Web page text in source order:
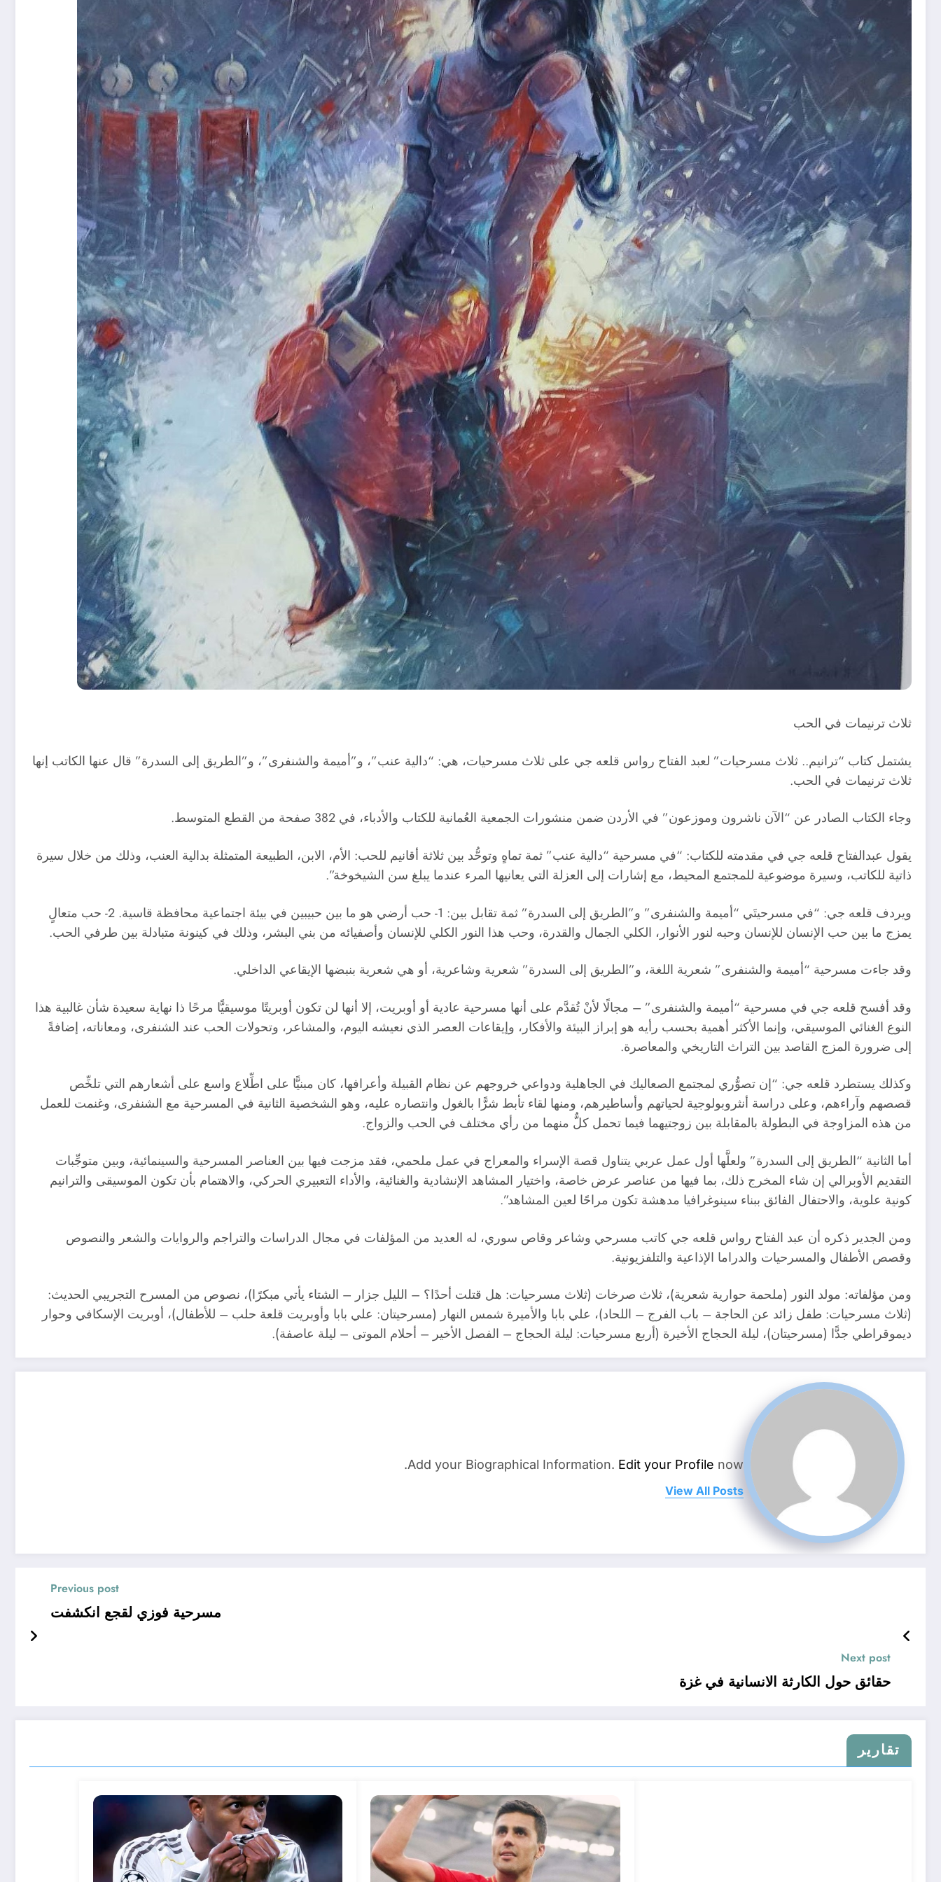
ثلاث ترنيمات في الحب
يشتمل كتاب “ترانيم.. ثلاث مسرحيات” لعبد الفتاح رواس قلعه جي على ثلاث مسرحيات، هي: “دالية عنب”، و”أميمة والشنفرى”، و”الطريق إلى السدرة” قال عنها الكاتب إنها
ثلاث ترنيمات في الحب.
وجاء الكتاب الصادر عن “الآن ناشرون وموزعون” في الأردن ضمن منشورات الجمعية العُمانية للكتاب والأدباء، في 382 صفحة من القطع المتوسط.
يقول عبدالفتاح قلعه جي في مقدمته للكتاب: “في مسرحية “دالية عنب” ثمة تماهٍ وتوحُّد بين ثلاثة أقانيم للحب: الأم، الابن، الطبيعة المتمثلة بدالية العنب، وذلك من خلال سيرة
ذاتية للكاتب، وسيرة موضوعية للمجتمع المحيط، مع إشارات إلى العزلة التي يعانيها المرء عندما يبلغ سن الشيخوخة”.
ويردف قلعه جي: “في مسرحيتَي “أميمة والشنفرى” و”الطريق إلى السدرة” ثمة تقابل بين: 1- حب أرضي هو ما بين حبيبين في بيئة اجتماعية محافظة قاسية. 2- حب متعالٍ
يمزج ما بين حب الإنسان للإنسان وحبه لنور الأنوار، الكلي الجمال والقدرة، وحب هذا النور الكلي للإنسان وأصفيائه من بني البشر، وذلك في كينونة متبادلة بين طرفي الحب.
وقد جاءت مسرحية “أميمة والشنفرى” شعرية اللغة، و”الطريق إلى السدرة” شعرية وشاعرية، أو هي شعرية بنبضها الإيقاعي الداخلي.
وقد أفسح قلعه جي في مسرحية “أميمة والشنفرى” – مجالًا لأنْ تُقدَّم على أنها مسرحية عادية أو أوبريت، إلا أنها لن تكون أوبريتًا موسيقيًّا مرحًا ذا نهاية سعيدة شأن غالبية هذا
النوع الغنائي الموسيقي، وإنما الأكثر أهمية بحسب رأيه هو إبراز البيئة والأفكار، وإيقاعات العصر الذي نعيشه اليوم، والمشاعر، وتحولات الحب عند الشنفرى، ومعاناته، إضافةً
إلى ضرورة المزج القاصد بين التراث التاريخي والمعاصرة.
وكذلك يستطرد قلعه جي: “إن تصوُّري لمجتمع الصعاليك في الجاهلية ودواعي خروجهم عن نظام القبيلة وأعرافها، كان مبنيًّا على اطِّلاع واسع على أشعارهم التي تلخِّص
قصصهم وآراءهم، وعلى دراسة أنثروبولوجية لحياتهم وأساطيرهم، ومنها لقاء تأبط شرًّا بالغول وانتصاره عليه، وهو الشخصية الثانية في المسرحية مع الشنفرى، وغنمت للعمل
من هذه المزاوجة في البطولة بالمقابلة بين زوجتيهما فيما تحمل كلٌّ منهما من رأي مختلف في الحب والزواج.
أما الثانية “الطريق إلى السدرة” ولعلَّها أول عمل عربي يتناول قصة الإسراء والمعراج في عمل ملحمي، فقد مزجت فيها بين العناصر المسرحية والسينمائية، وبين متوجِّبات
التقديم الأوبرالي إن شاء المخرج ذلك، بما فيها من عناصر عرض خاصة، واختيار المشاهد الإنشادية والغنائية، والأداء التعبيري الحركي، والاهتمام بأن تكون الموسيقى والترانيم
كونية علوية، والاحتفال الفائق ببناء سينوغرافيا مدهشة تكون مراحًا لعين المشاهد”.
ومن الجدير ذكره أن عبد الفتاح رواس قلعه جي كاتب مسرحي وشاعر وقاص سوري، له العديد من المؤلفات في مجال الدراسات والتراجم والروايات والشعر والنصوص
وقصص الأطفال والمسرحيات والدراما الإذاعية والتلفزيونية.
ومن مؤلفاته: مولد النور (ملحمة حوارية شعرية)، ثلاث صرخات (ثلاث مسرحيات: هل قتلت أحدًا؟ – الليل جزار – الشتاء يأتي مبكرًا)، نصوص من المسرح التجريبي الحديث:
(ثلاث مسرحيات: طفل زائد عن الحاجة – باب الفرج – اللحاد)، علي بابا والأميرة شمس النهار (مسرحيتان: علي بابا وأوبريت قلعة حلب – للأطفال)، أوبريت الإسكافي وحوار
ديموقراطي جدًّا (مسرحيتان)، ليلة الحجاج الأخيرة (أربع مسرحيات: ليلة الحجاج – الفصل الأخير – أحلام الموتى – ليلة عاصفة).
Add your Biographical Information. Edit your Profile now.
View All Posts
Previous post
مسرحية فوزي لقجع انكشفت
Next post
حقائق حول الكارثة الانسانية في غزة
تقارير